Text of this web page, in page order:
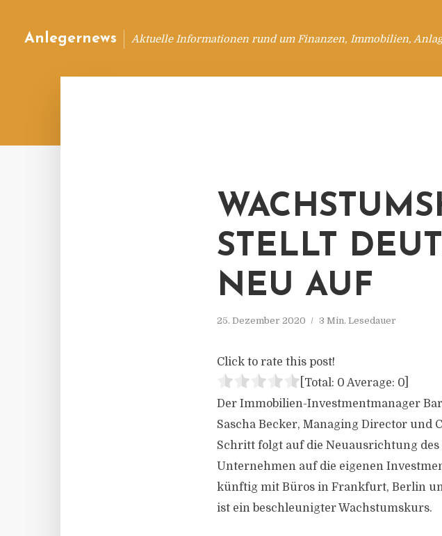
Anlegernews Aktuelle Informationen rund um Finanzen, Immobilien,
STELLT
NEU AUF
25. Dezember 2020 3 Min. Lesedauer
Click to rate this post!
[Total: 0 Average: 0
Der Immobilien-Investmentmanager
Sascha Becker, Managing Director und
Schritt folgt auf die Neuausrichtung
Unternehmen auf die eigenen
künftig mit Büros in Frankfurt, Berlin
ist ein beschleunigter Wachstumskurs.